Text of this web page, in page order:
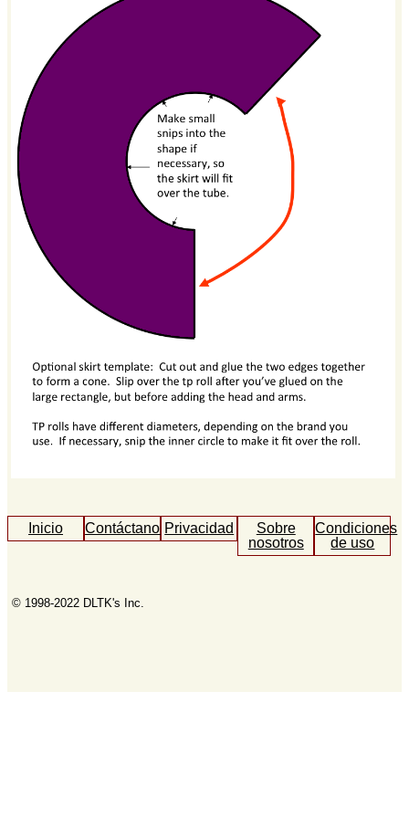
Inicio ContáctanosPrivacidad
Sobre
nosotros
Condiciones
de uso
© 1998-2022 DLTK's Inc.